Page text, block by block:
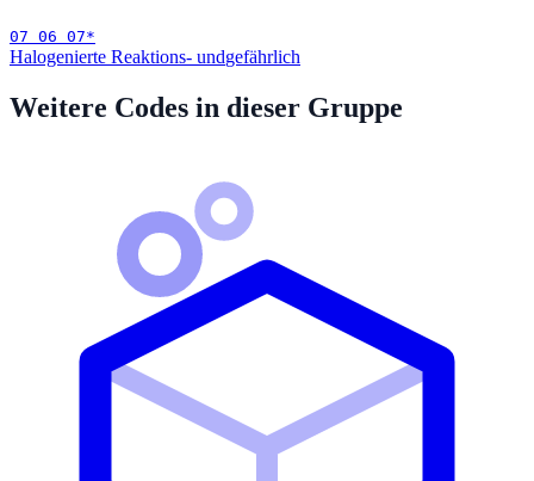
07 06 07*
Halogenierte Reaktions- undgefährlich
Weitere Codes in dieser Gruppe